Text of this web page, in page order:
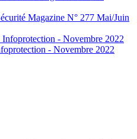
Magazine N° 277 Mai/Juin
- Novembre 2022